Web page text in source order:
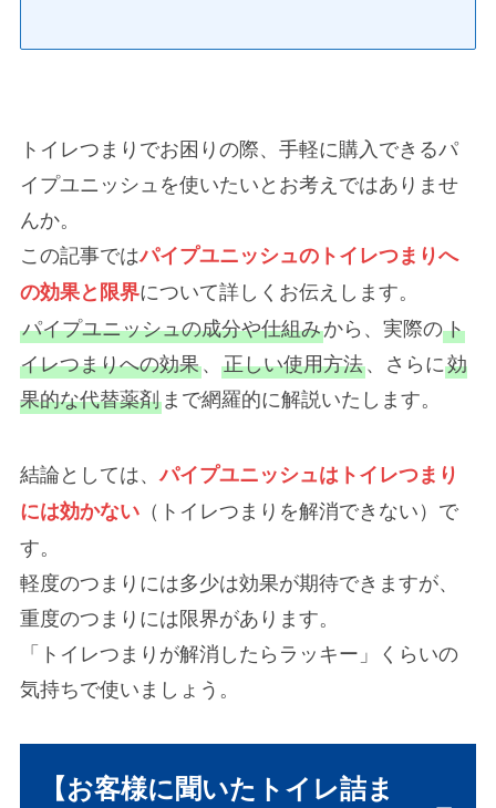
トイレつまりでお困りの際、手軽に購入できるパ
イプユニッシュを使いたいとお考えではありませ
んか。
この記事ではパイプユニッシュのトイレつまりへ
の効果と限界について詳しくお伝えします。
パイプユニッシュの成分や仕組みから、実際のト
イレつまりへの効果、 正しい使用方法、さらに効
果的な代替薬剤まで網羅的に解説いたします。
結論としては、パイプユニッシュはトイレつまり
には効かない（トイレつまりを解消できない）で
す。
軽度のつまりには多少は効果が期待できますが、
重度のつまりには限界があります。
「トイレつまりが解消したらラッキー」くらいの
気持ちで使いましょう。
【お客様に聞いたトイレ詰ま